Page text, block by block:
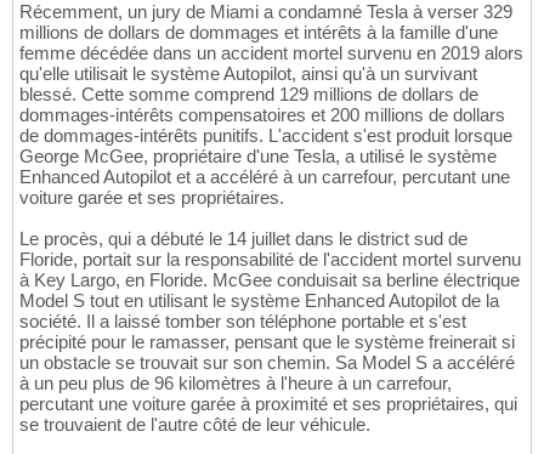
Récemment, un jury de Miami a condamné Tesla à verser 329
millions de dollars de dommages et intérêts à la famille d'une
femme décédée dans un accident mortel survenu en 2019 alors
qu'elle utilisait le système Autopilot, ainsi qu'à un survivant
blessé. Cette somme comprend 129 millions de dollars de
dommages-intérêts compensatoires et 200 millions de dollars
de dommages-intérêts punitifs. L'accident s'est produit lorsque
George McGee, propriétaire d'une Tesla, a utilisé le système
Enhanced Autopilot et a accéléré à un carrefour, percutant une
voiture garée et ses propriétaires.
Le procès, qui a débuté le 14 juillet dans le district sud de
Floride, portait sur la responsabilité de l'accident mortel survenu
à Key Largo, en Floride. McGee conduisait sa berline électrique
Model S tout en utilisant le système Enhanced Autopilot de la
société. Il a laissé tomber son téléphone portable et s'est
précipité pour le ramasser, pensant que le système freinerait si
un obstacle se trouvait sur son chemin. Sa Model S a accéléré
à un peu plus de 96 kilomètres à l'heure à un carrefour,
percutant une voiture garée à proximité et ses propriétaires, qui
se trouvaient de l'autre côté de leur véhicule.